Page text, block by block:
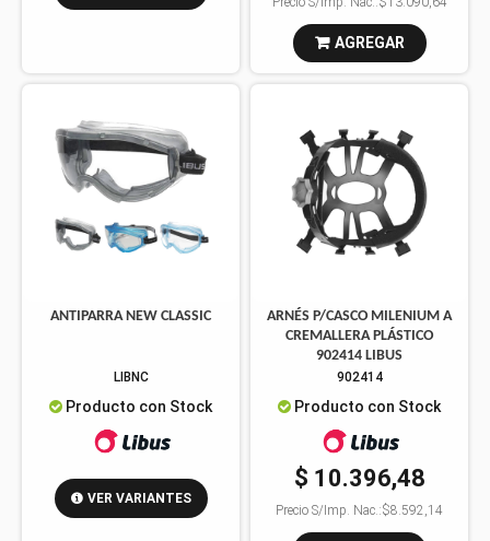
AGREGAR
ANTIPARRA NEW CLASSIC
LIBNC
Producto con Stock
VER VARIANTES
ARNÉS P/CASCO MILENIUM A
CREMALLERA PLÁSTICO
902414 LIBUS
902414
Producto con Stock
$ 10.396,48
Precio S/Imp. Nac.:$8.592,14